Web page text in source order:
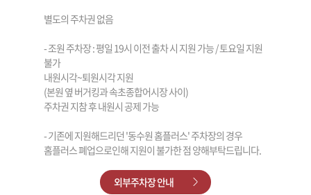
별도의 주차권 없음
- 조원 주차장 : 평일 19시 이전 출차 시 지원 가능 / 토요일 지원
불가
내원시각~퇴원시각 지원
(본원 옆 버거킹과 속초종합어시장 사이)
주차권 지참 후 내원시 공제 가능
- 기존에 지원해드리던 '동수원 홈플러스' 주차장의 경우
홈플러스 폐업으로인해 지원이 불가한 점 양해부탁드립니다.
외부주차장 안내